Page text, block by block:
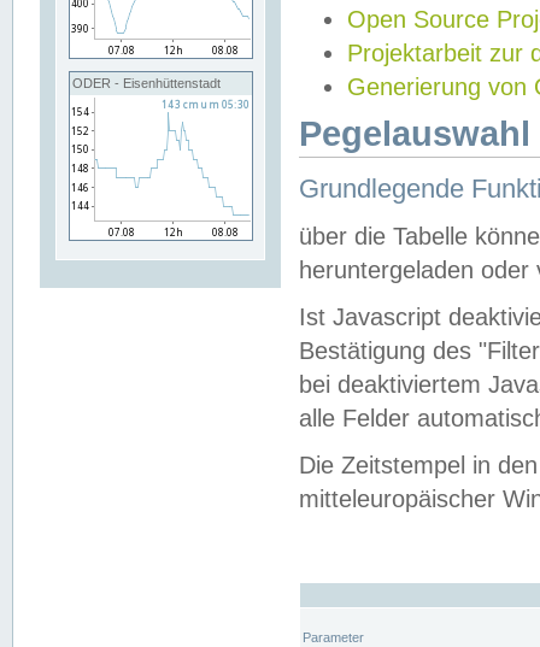
ODER - Eisenhüttenstadt
Open Source
Projektarbeit zur
Generierung von
Grundlegende
über die Tabelle
heruntergeladen oder
Ist Javascript
Bestätigung des
bei deaktiviertem
alle Felder
Die Zeitstempel in
mitteleuropäischer
Parameter